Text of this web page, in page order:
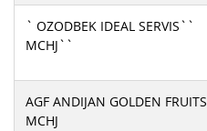
` OZODBEK IDEAL SERVIS``
MCHJ``
AGF ANDIJAN GOLDEN FRUITS
MCHJ